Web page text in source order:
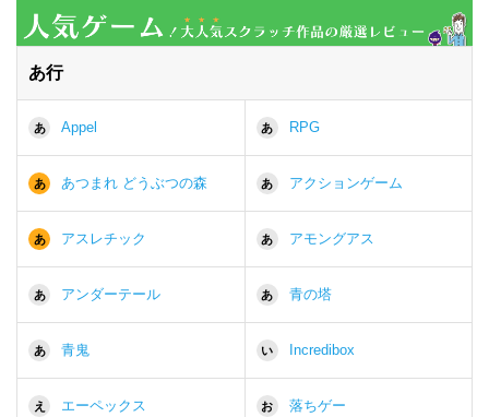
あ行
あ Appel あ RPG
あ あつまれ どうぶつの森 あ アクションゲーム
あ アスレチック あ アモングアス
あ アンダーテール あ 青の塔
あ 青鬼 い Incredibox
え エーペックス お 落ちゲー